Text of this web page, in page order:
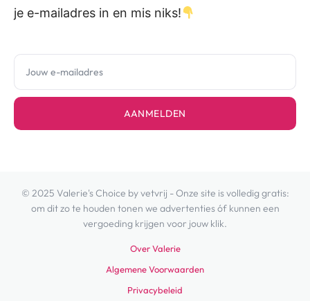
je e-mailadres in en mis niks!
AANMELDEN
© 2025 Valerie's Choice by vetvrij - Onze site is volledig gratis:
om dit zo te houden tonen we advertenties óf kunnen een
vergoeding krijgen voor jouw klik.
Over Valerie
Algemene Voorwaarden
Privacybeleid